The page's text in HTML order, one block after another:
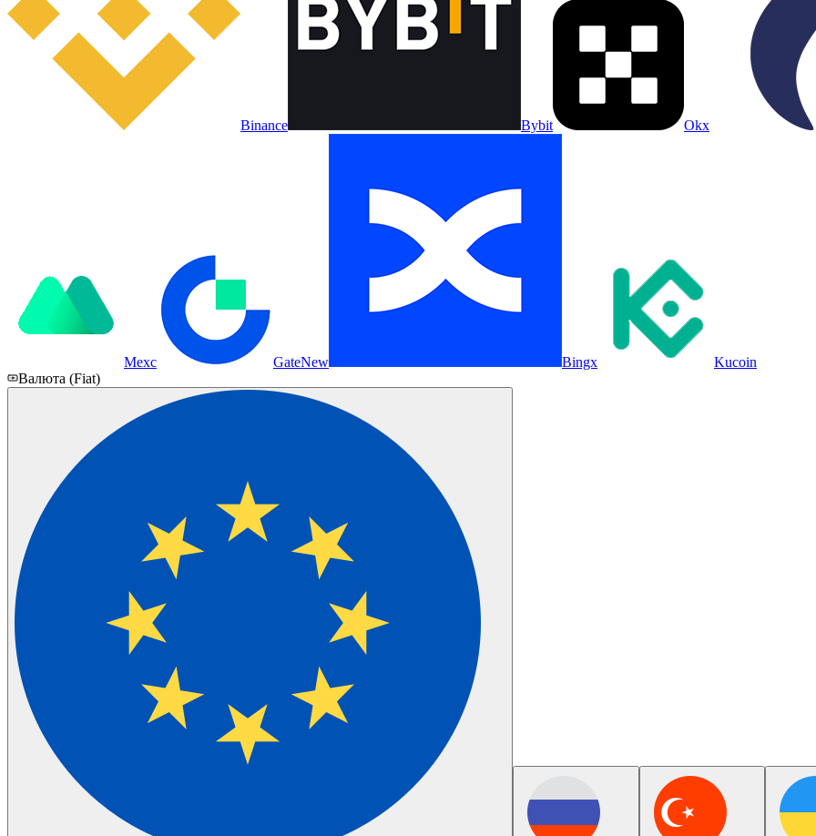
Binance Bybit Okx
Mexc GateNew Bingx
Kucoin
Валюта (Fiat)